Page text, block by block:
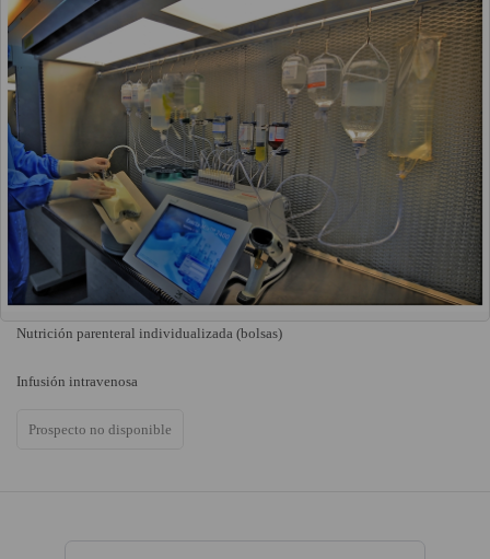
Nutrición parenteral individualizada (bolsas)
Infusión intravenosa
Prospecto no disponible